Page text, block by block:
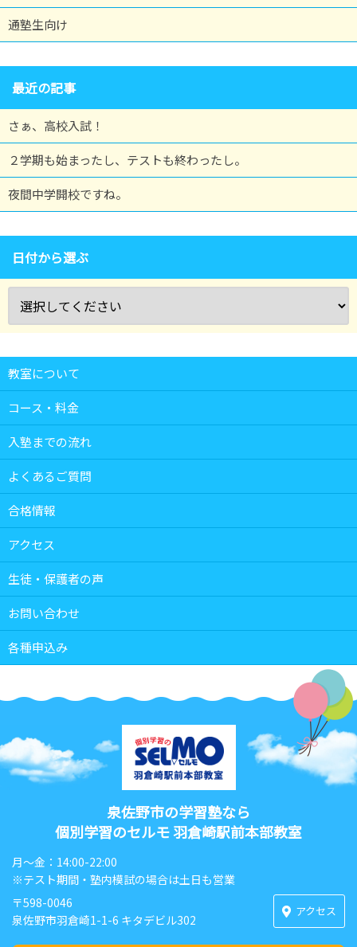
通塾生向け
最近の記事
さぁ、高校入試！
２学期も始まったし、テストも終わったし。
夜間中学開校ですね。
日付から選ぶ
教室について
コース・料金
入塾までの流れ
よくあるご質問
合格情報
アクセス
生徒・保護者の声
お問い合わせ
各種申込み
泉佐野市の学習塾なら
個別学習のセルモ 羽倉崎駅前本部教室
月〜金：14:00-22:00
※テスト期間・塾内模試の場合は土日も営業
〒598-0046
泉佐野市羽倉崎1-1-6 キタデビル302
アクセス